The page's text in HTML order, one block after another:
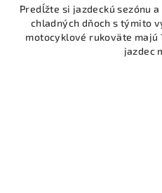
Predĺžte si jazdeckú sezónu
chladných dňoch s týmito
motocyklové rukoväte majú
jazdec